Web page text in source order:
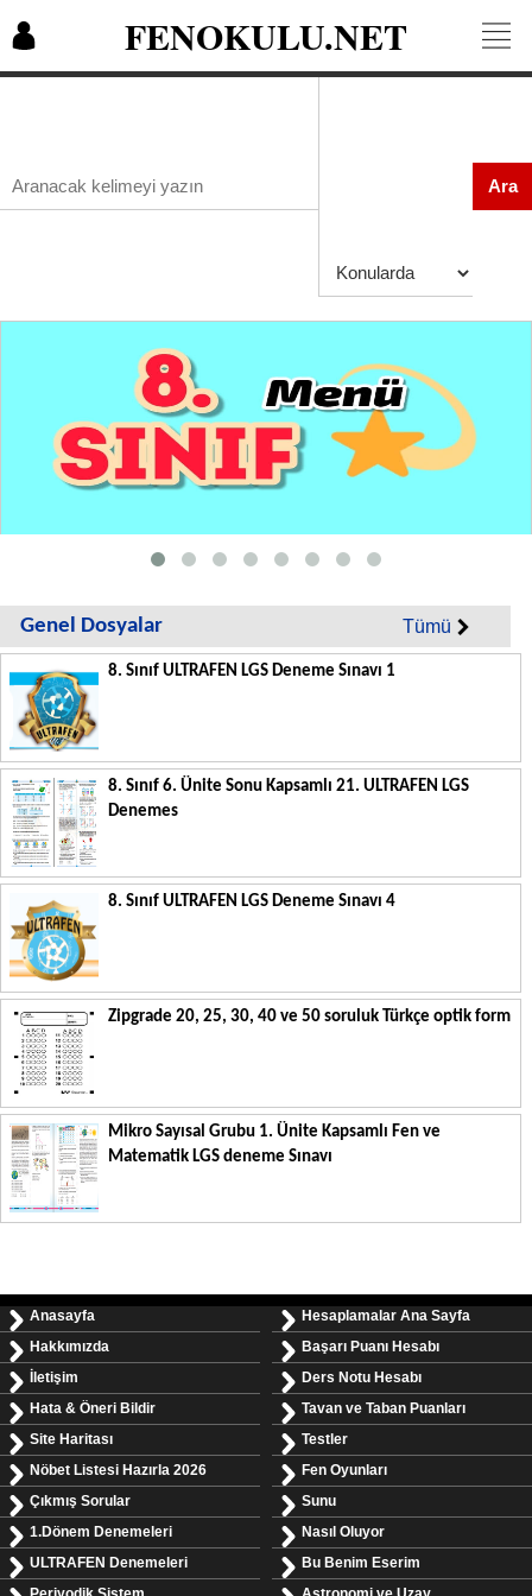
FENOKULU.NET
Ara
Genel Dosyalar Tümü
8. Sınıf ULTRAFEN LGS Deneme Sınavı 1
8. Sınıf 6. Ünite Sonu Kapsamlı 21. ULTRAFEN LGS
Denemes
8. Sınıf ULTRAFEN LGS Deneme Sınavı 4
Zipgrade 20, 25, 30, 40 ve 50 soruluk Türkçe optik form
Mikro Sayısal Grubu 1. Ünite Kapsamlı Fen ve
Matematik LGS deneme Sınavı
Anasayfa
Hakkımızda
İletişim
Hata & Öneri Bildir
Site Haritası
Nöbet Listesi Hazırla 2026
Çıkmış Sorular
1.Dönem Denemeleri
ULTRAFEN Denemeleri
Hesaplamalar Ana Sayfa
Başarı Puanı Hesabı
Ders Notu Hesabı
Tavan ve Taban Puanları
Testler
Fen Oyunları
Sunu
Nasıl Oluyor
Bu Benim Eserim